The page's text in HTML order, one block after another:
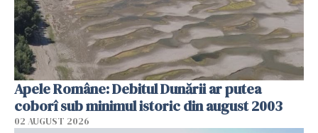
Apele Române: Debitul Dunării ar putea
coborî sub minimul istoric din august 2003
02 AUGUST 2026